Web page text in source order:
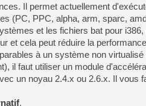
Il permet actuellement
(PC, PPC, alpha, arm, sparc,
et les fichiers bat pour
et cela peut réduire la
à un système non
il faut utiliser un module
un noyau 2.4.x ou 2.6.x. Il vous
.